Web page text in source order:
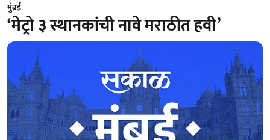
मुंबई
‘मेट्रो ३ स्थानकांची नावे मराठीत हवी’